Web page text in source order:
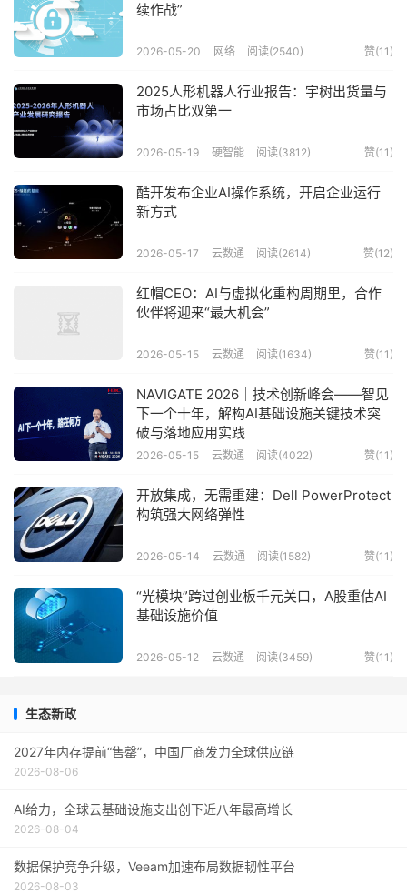
续作战”
赞(11 )
2026-05-20 网络 阅读(2540)
2025人形机器人行业报告：宇树出货量与
市场占比双第一
赞(11 )
2026-05-19 硬智能 阅读(3812)
酷开发布企业AI操作系统，开启企业运行
新方式
赞(12)
2026-05-17 云数通 阅读(2614)
红帽CEO：AI与虚拟化重构周期里，合作
伙伴将迎来“最大机会”
赞(11 )
2026-05-15 云数通 阅读(1634)
NAVIGATE 2026｜技术创新峰会——智见
下一个十年，解构AI基础设施关键技术突
破与落地应用实践
赞(11 )
2026-05-15 云数通 阅读(4022)
开放集成，无需重建：Dell PowerProtect
构筑强大网络弹性
赞(11 )
2026-05-14 云数通 阅读(1582)
“光模块”跨过创业板千元关口，A股重估AI
基础设施价值
赞(11 )
2026-05-12 云数通 阅读(3459)
生态新政
2027年内存提前“售罄”，中国厂商发力全球供应链
2026-08-06
AI给力，全球云基础设施支出创下近八年最高增长
2026-08-04
数据保护竞争升级，Veeam加速布局数据韧性平台
2026-08-03